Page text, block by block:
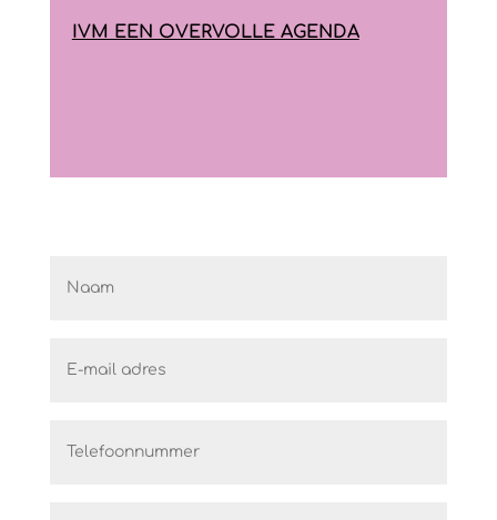
IVM EEN OVERVOLLE AGENDA